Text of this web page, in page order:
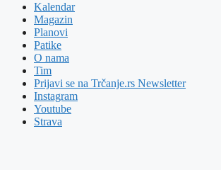
Kalendar
Magazin
Planovi
Patike
O nama
Tim
Prijavi se na Trčanje.rs Newsletter
Instagram
Youtube
Strava